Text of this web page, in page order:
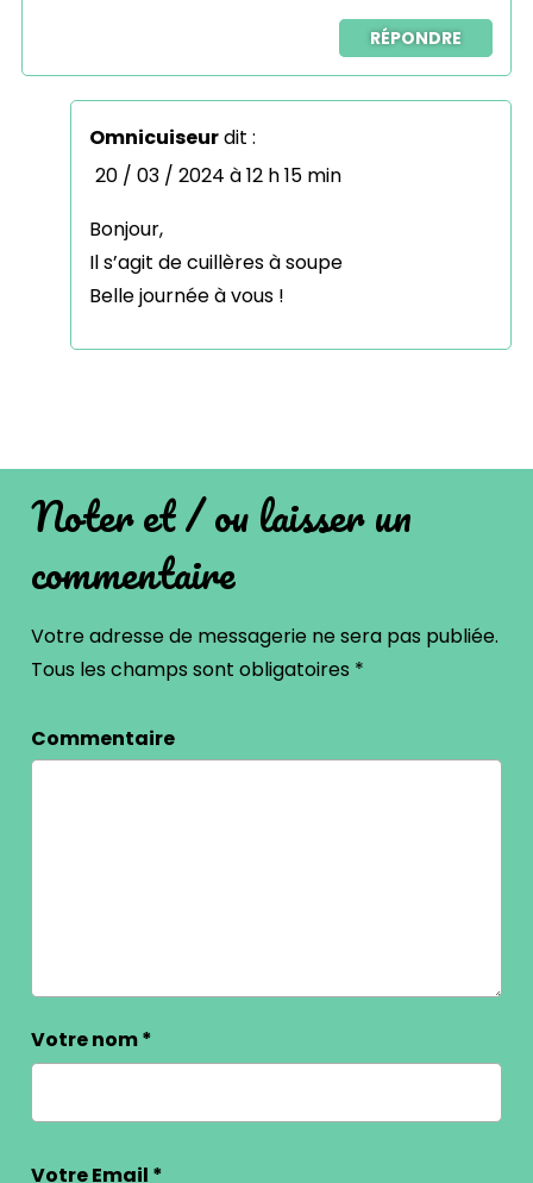
RÉPONDRE
Omnicuiseurdit :
20 / 03 / 2024 à 12 h 15 min
Bonjour,
Il s’agit de cuillères à soupe
Belle journée à vous !
Noter et / ou laisser un
commentaire
Votre adresse de messagerie ne sera pas publiée.
Tous les champs sont obligatoires *
Commentaire
Votre nom*
Votre Email *